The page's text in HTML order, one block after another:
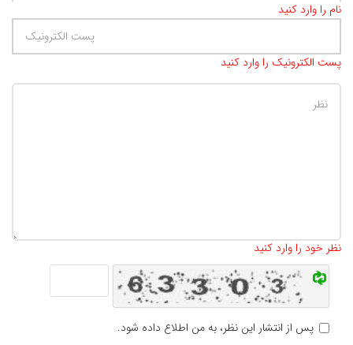
نام را وارد کنید
پست الکترونیک را وارد کنید
نظر خود را وارد کنید
پس از انتشار این نظر، به من اطلاع داده شود.